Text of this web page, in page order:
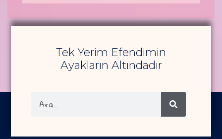
Tek Yerim Efendimin
Ayakların Altındadır